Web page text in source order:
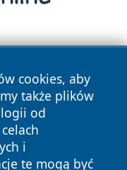
cookies, aby
także plików
od
i
te mogą być
prawa